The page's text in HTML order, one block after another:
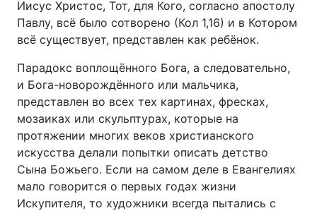
Київ Львів
Дніпро Харків
Одеса
Спорт Наука
Техно і зв'язок Лайт
Иисус Христос, Тот, для Кого, согласно апостолу
Павлу, всё было сотворено (Кол 1,16) и в Котором
всё существует, представлен как ребёнок.
Парадокс воплощённого Бога, а следовательно,
и Бога-новорождённого или мальчика,
представлен во всех тех картинах, фресках,
мозаиках или скульптурах, которые на
протяжении многих веков христианского
искусства делали попытки описать детство
Сына Божьего. Если на самом деле в Евангелиях
мало говорится о первых годах жизни
Искупителя, то художники всегда пытались с